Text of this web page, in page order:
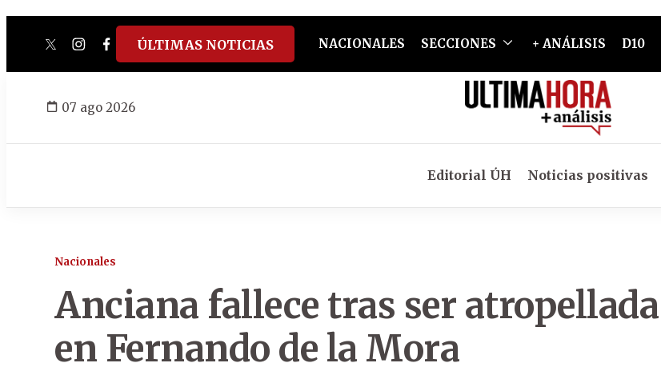
twitterinstagram
facebook
tiktokyoutube
spotify
ÚLTIMAS NOTICIAS NACIONALES SECCIONES + ANÁLISIS D10
07 ago 2026
Editorial ÚH Noticias positivas
Nacionales
Anciana fallece tras ser atropellada
en Fernando de la Mora